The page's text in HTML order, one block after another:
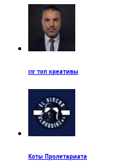
ctr топ креативы
Коты Пролетариата